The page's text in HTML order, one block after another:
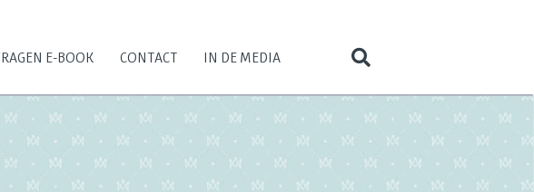
E-BOOK CONTACT IN DE MEDIA